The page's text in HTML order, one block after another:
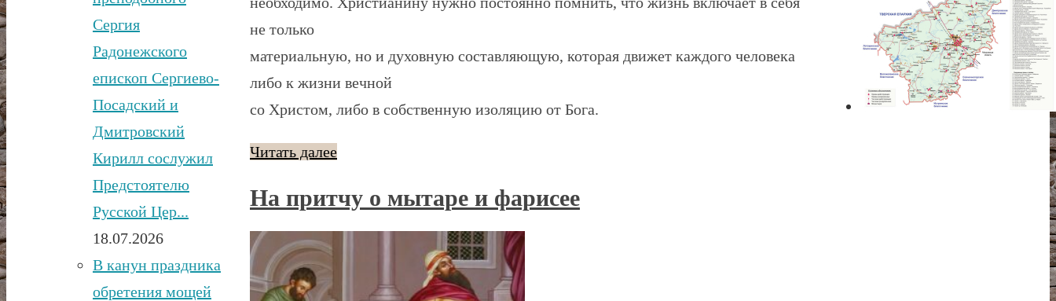
не только
материальную, но и духовную составляющую, которая движет каждого человека
либо к жизни вечной
со Христом, либо в собственную изоляцию от Бога.
Читать далее
На притчу о мытаре и фарисее
Сергия
Радонежского
епископ Сергиево-
Посадский и
Дмитровский
Кирилл сослужил
Предстоятелю
Русской Цер...
18.07.2026
В канун праздника
обретения мощей